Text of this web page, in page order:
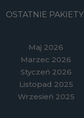
OSTATNIE PAKIETY
Maj 2026
Marzec 2026
Styczeń 2026
Listopad 2025
Wrzesień 2025